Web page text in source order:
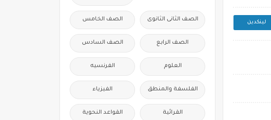
لينكدين الصف الثانى الثانوى الصف الخامس
الصف الرابع الصف السادس
العلوم الفرنسيه
الفلسفة والمنطق الفيزياء
القرائية القواعد النحوية